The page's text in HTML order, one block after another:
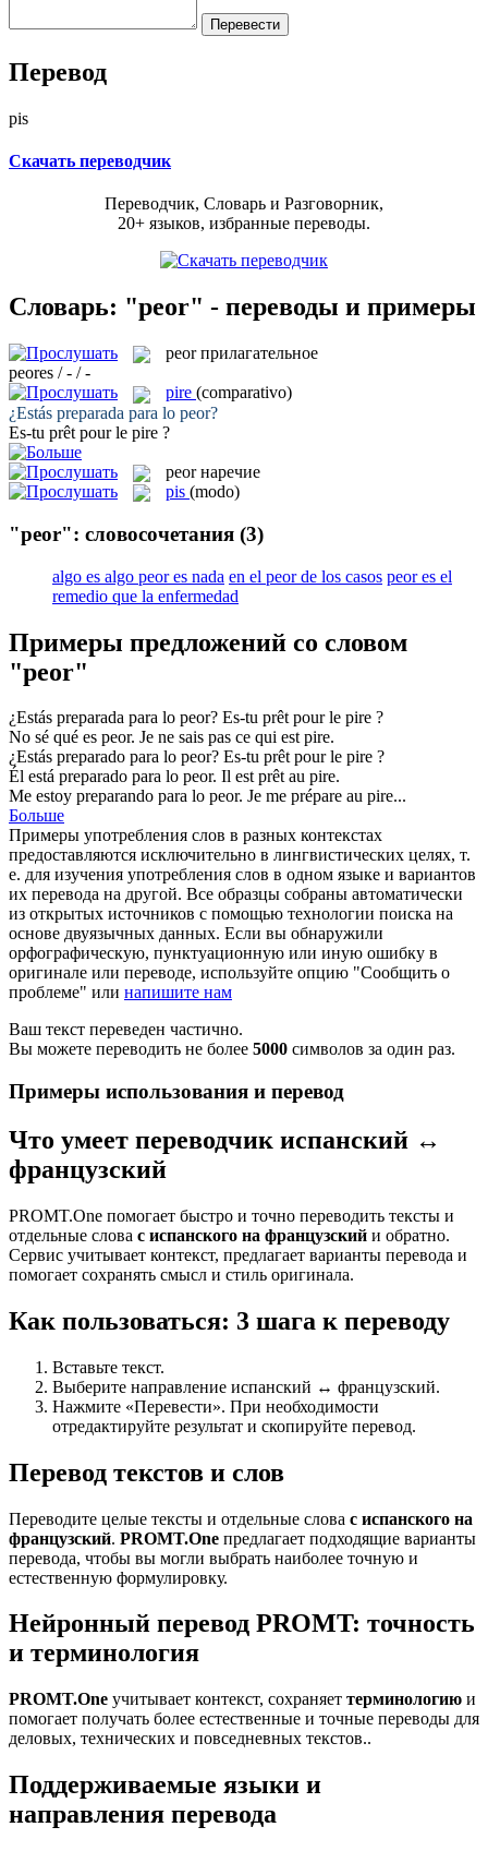
Перевод
pis
Скачать переводчик
Переводчик, Словарь и Разговорник,
20+ языков, избранные переводы.
Словарь: "peor" - переводы и примеры
peor прилагательное
peores / - / -
pire (comparativo)
¿Estás preparada para lo peor?
Es-tu prêt pour le pire ?
peor наречие
pis (modo)
"peor": словосочетания (3)
algo es algo peor es nada en el peor de los casos peor es el
remedio que la enfermedad
Примеры предложений со словом
"peor"
¿Estás preparada para lo peor? Es-tu prêt pour le pire ?
No sé qué es peor. Je ne sais pas ce qui estpire.
¿Estás preparado para lo peor? Es-tu prêt pour le pire ?
Él está preparado para lo peor. Il est prêt au pire.
Me estoy preparando para lo peor. Je me prépare au pire...
Больше
Примеры употребления слов в разных контекстах
предоставляются исключительно в лингвистических целях, т.
е. для изучения употребления слов в одном языке и вариантов
их перевода на другой. Все образцы собраны автоматически
из открытых источников с помощью технологии поиска на
основе двуязычных данных. Если вы обнаружили
орфографическую, пунктуационную или иную ошибку в
оригинале или переводе, используйте опцию "Сообщить о
проблеме" или напишите нам
Ваш текст переведен частично.
Вы можете переводить не более 5000 символов за один раз.
Примеры использования и перевод
Что умеет переводчик испанский ↔
французский
PROMT.One помогает быстро и точно переводить тексты и
отдельные слова с испанского на французский и обратно.
Сервис учитывает контекст, предлагает варианты перевода и
помогает сохранять смысл и стиль оригинала.
Как пользоваться: 3 шага к переводу
Вставьте текст.
Выберите направление испанский ↔ французский.
Нажмите «Перевести». При необходимости
отредактируйте результат и скопируйте перевод.
Перевод текстов и слов
Переводите целые тексты и отдельные слова с испанского на
французский. PROMT.One предлагает подходящие варианты
перевода, чтобы вы могли выбрать наиболее точную и
естественную формулировку.
Нейронный перевод PROMT: точность
и терминология
PROMT.One учитывает контекст, сохраняет терминологию и
помогает получать более естественные и точные переводы для
деловых, технических и повседневных текстов..
Поддерживаемые языки и
направления перевода